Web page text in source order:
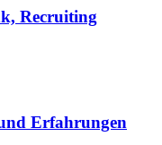
Recruiting
Erfahrungen